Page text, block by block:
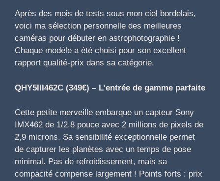
Après des mois de tests sous mon ciel bordelais,
voici ma sélection personnelle des meilleures
caméras pour débuter en astrophotographie !
Chaque modèle a été choisi pour son excellent
rapport qualité-prix dans sa catégorie.
QHY5III462C (349€) – L’entrée de gamme parfaite
Cette petite merveille embarque un capteur Sony
IMX462 de 1/2.8 pouce avec 2 millions de pixels de
2,9 microns. Sa sensibilité exceptionnelle permet
de capturer les planètes avec un temps de pose
minimal. Pas de refroidissement, mais sa
compacité compense largement ! Points forts : prix